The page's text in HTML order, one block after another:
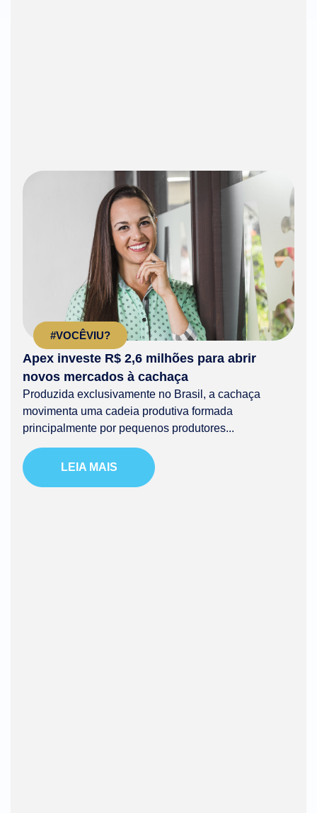
#VOCÊVIU?
Apex investe R$ 2,6 milhões para abrir
novos mercados à cachaça
Produzida exclusivamente no Brasil, a cachaça
movimenta uma cadeia produtiva formada
principalmente por pequenos produtores...
LEIA MAIS